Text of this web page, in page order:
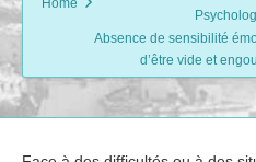
Home
Absence de sensibilité
d’être vide et